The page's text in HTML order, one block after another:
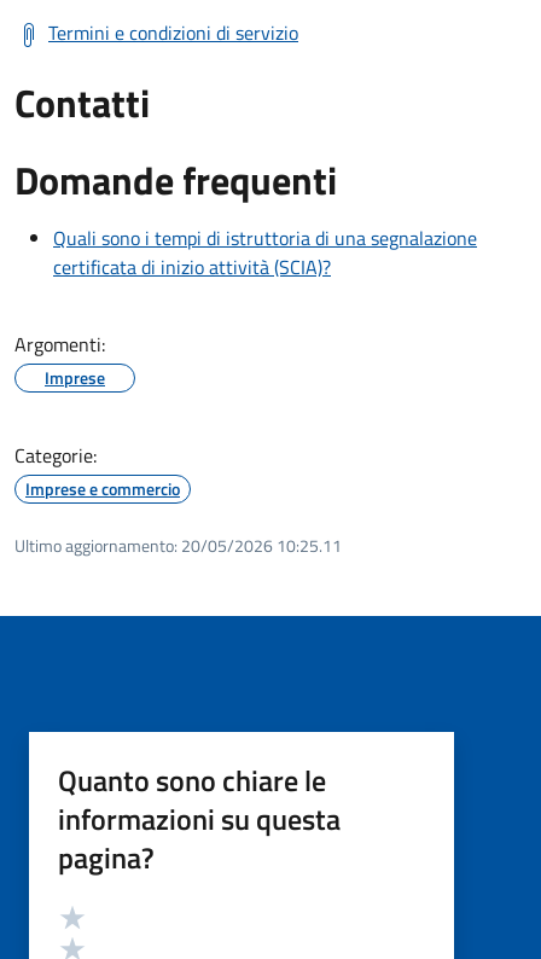
Termini e condizioni di servizio
Contatti
Domande frequenti
Quali sono i tempi di istruttoria di una segnalazione
certificata di inizio attività (SCIA)?
Argomenti:
Imprese
Categorie:
Imprese e commercio
Ultimo aggiornamento: 20/05/2026 10:25.11
Quanto sono chiare le
informazioni su questa
pagina?
Valutazione